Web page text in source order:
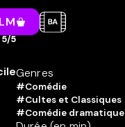
5/5
Genres
#Comédie
#Cultes et Classiques
#Comédie dramatique